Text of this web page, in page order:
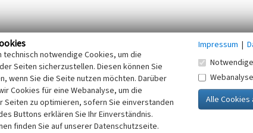
Martinskirche 1938-1945
der außen ocker gefärbt und mit Sandstrahl
Wirkung aufweist. Die Form ist klar gestaltet mit
technisch notwendige Cookies, um die
Seiten sicherzustellen. Diesen können Sie
wenn Sie die Seite nutzen möchten. Darüber
Cookies für eine Webanalyse, um die
Seiten zu optimieren, sofern Sie einverstanden
Buttons erklären Sie Ihr Einverständnis.
finden Sie auf unserer Datenschutzseite.
Impressum |
Webanalyse